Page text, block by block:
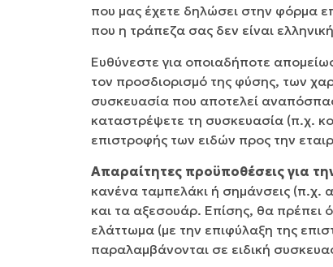
που μας έχετε δηλώσει στην φόρμα
που η τράπεζα σας δεν είναι
Ευθύνεστε για οποιαδήποτε
τον προσδιορισμό της φύσης, των
συσκευασία που αποτελεί
καταστρέψετε τη συσκευασία (π.χ.
επιστροφής των ειδών προς την
Απαραίτητες προϋποθέσεις για
κανένα ταμπελάκι ή σημάνσεις
και τα αξεσουάρ. Επίσης, θα
ελάττωμα (με την επιφύλαξη της
παραλαμβάνονται σε ειδική